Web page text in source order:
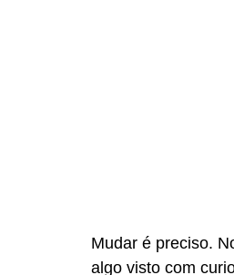
Mudar é preciso.
algo visto com